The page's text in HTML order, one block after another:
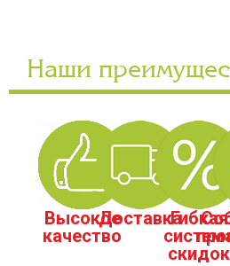
Наши
Высокое
качество
ДоставкаГибкая
скидок